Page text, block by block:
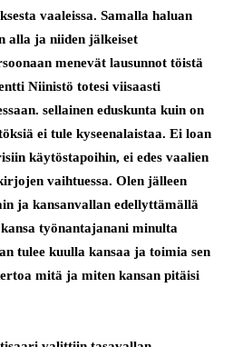
vaaleissa. Samalla haluan
alla ja niiden jälkeiset
menevät lausunnot töistä
Niinistö totesi viisaasti
sellainen eduskunta kuin on
ei tule kyseenalaistaa. Ei loan
käytöstapoihin, ei edes vaalien
vaihtuessa. Olen jälleen
ja kansanvallan edellyttämällä
työnantajanani minulta
tulee kuulla kansaa ja toimia sen
mitä ja miten kansan pitäisi